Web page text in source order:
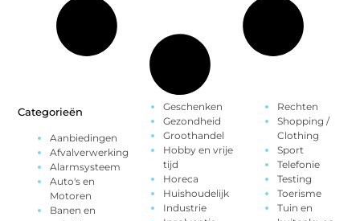
Categorieën
Aanbiedingen
Afvalverwerking
Alarmsysteem
Auto's en
Motoren
Banen en
Geschenken
Gezondheid
Groothandel
Hobby en vrije
tijd
Horeca
Huishoudelijk
Industrie
Rechten
Shopping /
Clothing
Sport
Telefonie
Testing
Toerisme
Tuin en